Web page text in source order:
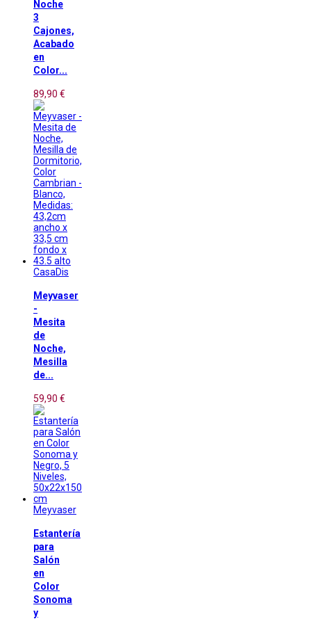
Noche
3
Cajones,
Acabado
en
Color...
89,90 €
CasaDis
Meyvaser
-
Mesita
de
Noche,
Mesilla
de...
59,90 €
Meyvaser
Estantería
para
Salón
en
Color
Sonoma
y